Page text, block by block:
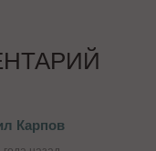
Карпов